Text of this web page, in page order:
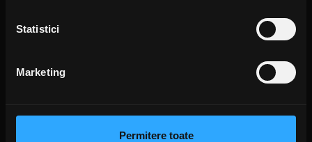
dvs. personale și configurați-vă preferințele la
secțiunea
anunțurile, pentru a oferi funcții de rețele sociale și pentru
a analiza traficul. De asemenea, le oferim partenerilor de
Statistici
Marketing
Permitere toate
TALINDA BENNINGTON